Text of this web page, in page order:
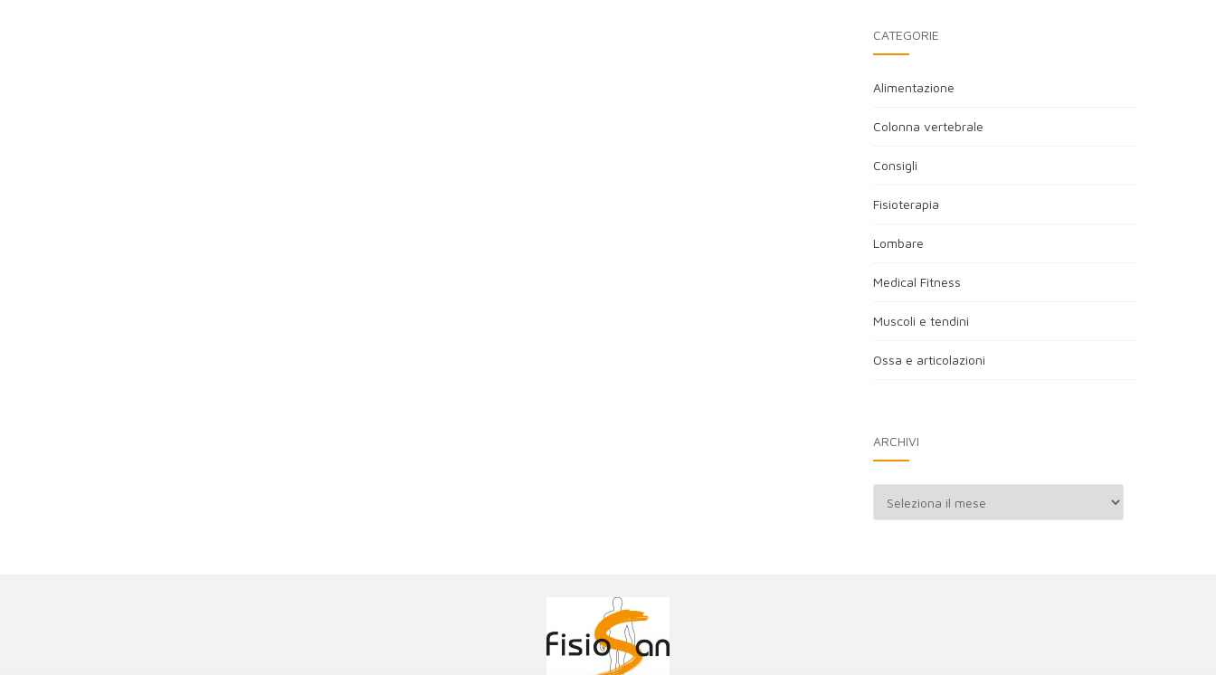
CATEGORIE
Alimentazione
Colonna vertebrale
Consigli
Fisioterapia
Lombare
Medical Fitness
Muscoli e tendini
Ossa e articolazioni
ARCHIVI
Archivi